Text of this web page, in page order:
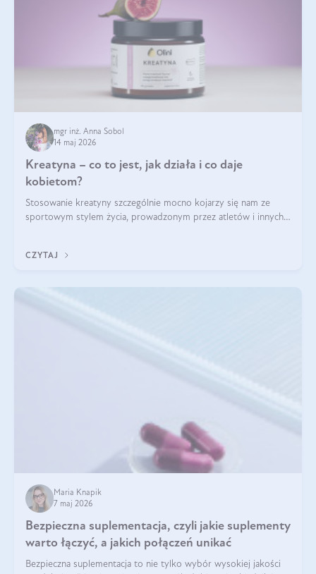
mgr inż. Anna Sobol
14 maj 2026
Kreatyna – co to jest, jak działa i co daje
kobietom?
Stosowanie kreatyny szczególnie mocno kojarzy się nam ze
sportowym stylem życia, prowadzonym przez atletów i innych
zwiększa masę
CZYTAJ
Maria Knapik
7 maj 2026
Bezpieczna suplementacja, czyli jakie suplementy
warto łączyć, a jakich połączeń unikać
Bezpieczna suplementacja to nie tylko wybór wysokiej jakości